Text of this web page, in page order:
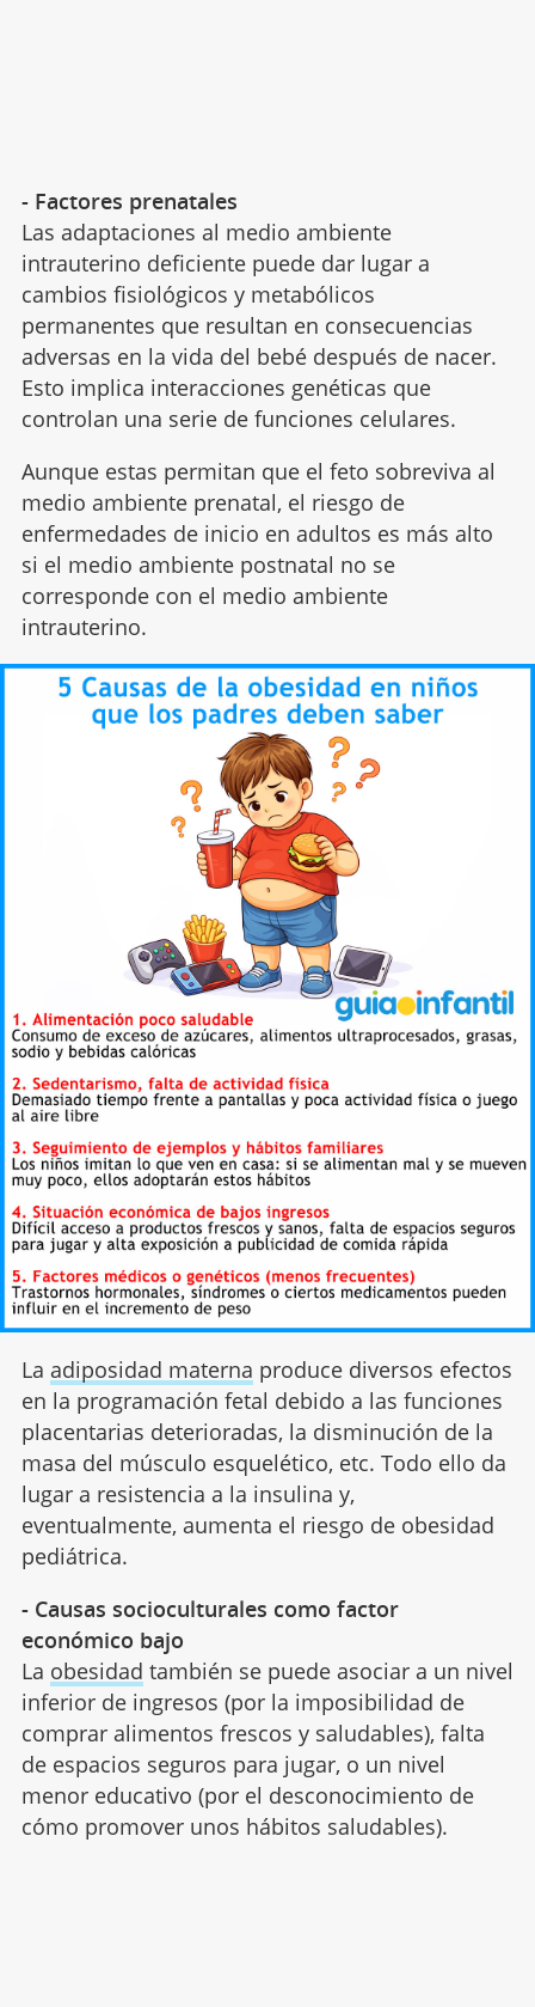
- Factores prenatales
Las adaptaciones al medio ambiente
intrauterino deficiente puede dar lugar a
cambios fisiológicos y metabólicos
permanentes que resultan en consecuencias
adversas en la vida del bebé después de nacer.
Esto implica interacciones genéticas que
controlan una serie de funciones celulares.
Aunque estas permitan que el feto sobreviva al
medio ambiente prenatal, el riesgo de
enfermedades de inicio en adultos es más alto
si el medio ambiente postnatal no se
corresponde con el medio ambiente
intrauterino.
La adiposidad materna produce diversos efectos
en la programación fetal debido a las funciones
placentarias deterioradas, la disminución de la
masa del músculo esquelético, etc. Todo ello da
lugar a resistencia a la insulina y,
eventualmente, aumenta el riesgo de obesidad
pediátrica.
- Causas socioculturales como factor
económico bajo
La obesidad también se puede asociar a un nivel
inferior de ingresos (por la imposibilidad de
comprar alimentos frescos y saludables), falta
de espacios seguros para jugar, o un nivel
menor educativo (por el desconocimiento de
cómo promover unos hábitos saludables).